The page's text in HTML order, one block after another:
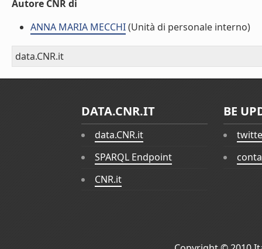
Autore CNR di
ANNA MARIA MECCHI(Unità di personale interno)
data.CNR.it
DATA.CNR.IT
data.CNR.it
SPARQL Endpoint
CNR.it
BE